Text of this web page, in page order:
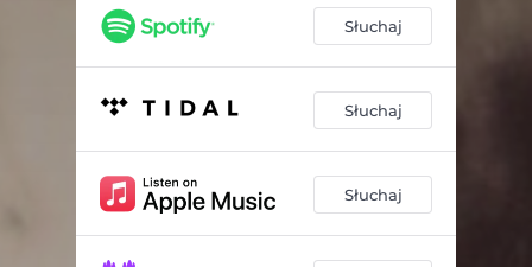
Słuchaj
Słuchaj
Słuchaj